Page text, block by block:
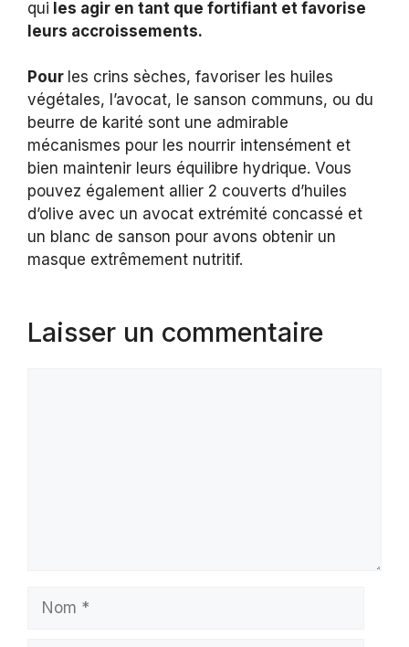
qui les agir en tant que fortifiant et favorise
leurs accroissements.
Pour les crins sèches, favoriser les huiles
végétales, l’avocat, le sanson communs, ou du
beurre de karité sont une admirable
mécanismes pour les nourrir intensément et
bien maintenir leurs équilibre hydrique. Vous
pouvez également allier 2 couverts d’huiles
d’olive avec un avocat extrémité concassé et
un blanc de sanson pour avons obtenir un
masque extrêmement nutritif.
Laisser un commentaire
Nom